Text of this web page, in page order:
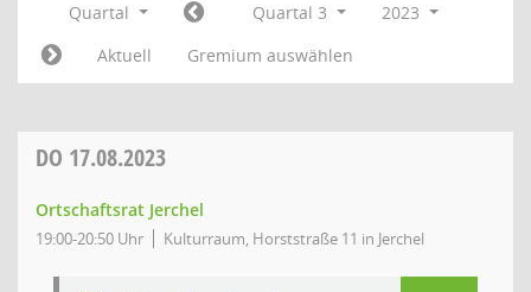
Quartal Quartal 3
2023
Aktuell
Gremium auswählen
DO 17.08.2023
Ortschaftsrat Jerchel
19:00-20:50 Uhr Kulturraum, Horststraße 11 in Jerchel